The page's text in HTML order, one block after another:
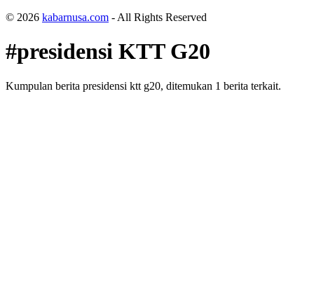
© 2026 kabarnusa.com - All Rights Reserved
#presidensi KTT G20
Kumpulan berita presidensi ktt g20, ditemukan 1 berita terkait.